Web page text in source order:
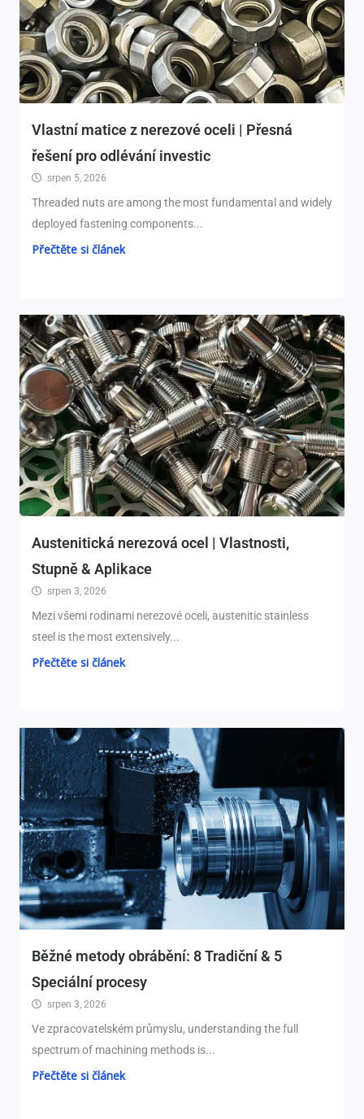
Vlastní matice z nerezové oceli | Přesná
řešení pro odlévání investic
srpen 5, 2026
Threaded nuts are among the most fundamental and widely
deployed fastening components...
Přečtěte si článek
Austenitická nerezová ocel | Vlastnosti,
Stupně & Aplikace
srpen 3, 2026
Mezi všemi rodinami nerezové oceli, austenitic stainless
steel is the most extensively...
Přečtěte si článek
Běžné metody obrábění: 8 Tradiční & 5
Speciální procesy
srpen 3, 2026
Ve zpracovatelském průmyslu, understanding the full
spectrum of machining methods is...
Přečtěte si článek